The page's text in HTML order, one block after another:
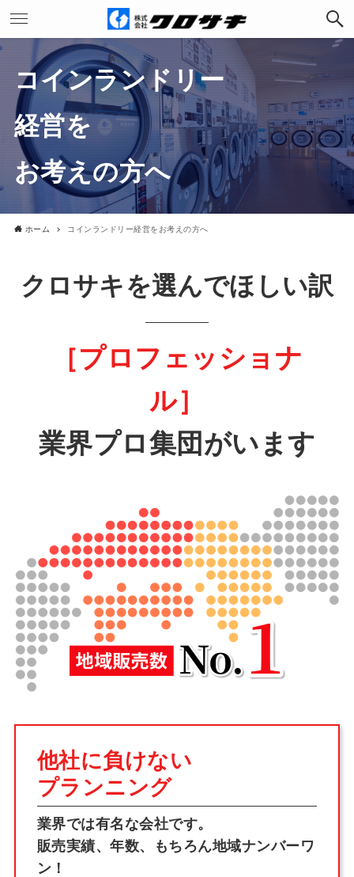
コインランドリー
経営を
お考えの方へ
ホーム コインランドリー経営をお考えの方へ
クロサキを選んでほしい訳
［プロフェッショナ
ル］
業界プロ集団がいます
他社に負けない
プランニング
業界では有名な会社です。
販売実績、年数、もちろん地域ナンバーワ
ン！